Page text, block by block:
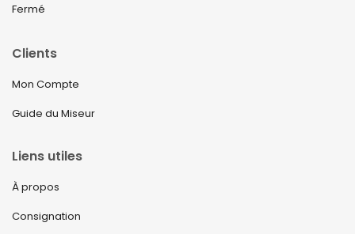
Fermé
Clients
Mon Compte
Guide du Miseur
Liens utiles
À propos
Consignation